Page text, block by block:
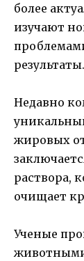
более
изучают
результаты.
Недавно
жировых
раствора,
очищает
Ученые